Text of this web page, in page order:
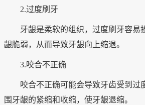
2.过度刷牙
牙龈是柔软的组织，过度刷牙容易
龈脆弱，从而导致牙龈向上缩退。
3.咬合不正确
咬合不正确可能会导致牙齿受到过
围牙龈的紧缩和收缩，使牙龈退缩。